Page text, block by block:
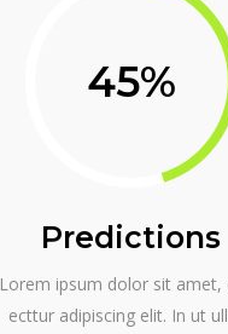
45
Predictions
Lorem ipsum dolor sit amet,
ecttur adipiscing elit. In ut